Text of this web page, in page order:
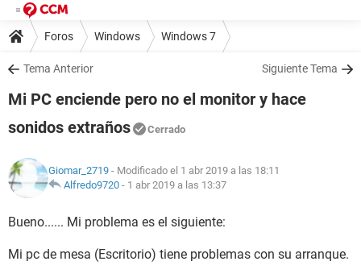
Foros Windows Windows 7
Tema Anterior Siguiente Tema
Mi PC enciende pero no el monitor y hace
sonidos extraños
Cerrado
Giomar_2719 - Modificado el 1 abr 2019 a las 18:11
Alfredo9720 - 1 abr 2019 a las 13:37
Bueno...... Mi problema es el siguiente:
Mi pc de mesa (Escritorio) tiene problemas con su arranque.